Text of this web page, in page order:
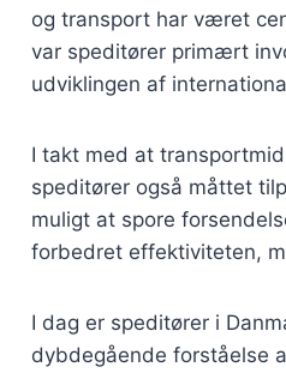
og transport har været
var speditører primært
udviklingen af
I takt med at
speditører også måttet
muligt at spore
forbedret effektiviteten,
I dag er speditører i
dybdegående forståelse